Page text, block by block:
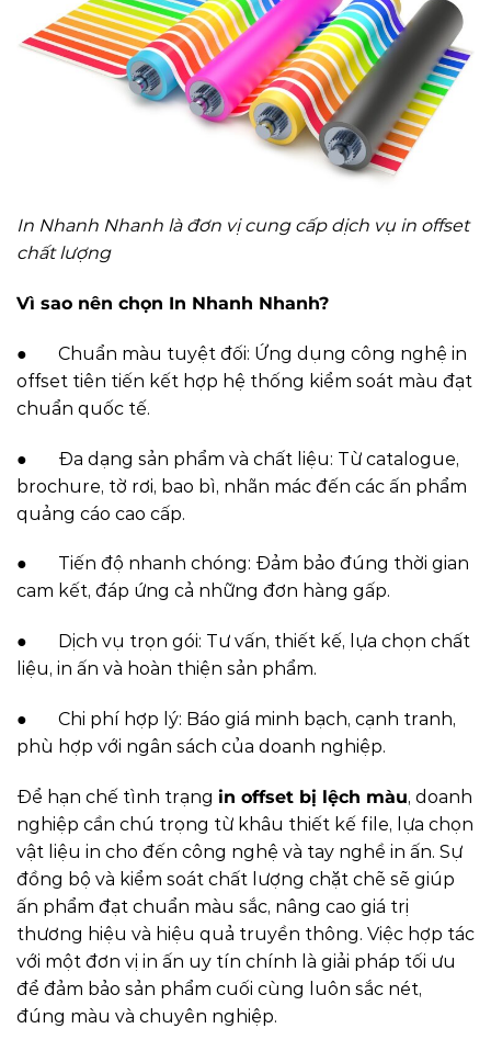
In Nhanh Nhanh là đơn vị cung cấp dịch vụ in offset
chất lượng
Vì sao nên chọn In Nhanh Nhanh?
● Chuẩn màu tuyệt đối: Ứng dụng công nghệ in
offset tiên tiến kết hợp hệ thống kiểm soát màu đạt
chuẩn quốc tế.
● Đa dạng sản phẩm và chất liệu: Từ catalogue,
brochure, tờ rơi, bao bì, nhãn mác đến các ấn phẩm
quảng cáo cao cấp.
● Tiến độ nhanh chóng: Đảm bảo đúng thời gian
cam kết, đáp ứng cả những đơn hàng gấp.
● Dịch vụ trọn gói: Tư vấn, thiết kế, lựa chọn chất
liệu, in ấn và hoàn thiện sản phẩm.
● Chi phí hợp lý: Báo giá minh bạch, cạnh tranh,
phù hợp với ngân sách của doanh nghiệp.
Để hạn chế tình trạng in offset bị lệch màu, doanh
nghiệp cần chú trọng từ khâu thiết kế file, lựa chọn
vật liệu in cho đến công nghệ và tay nghề in ấn. Sự
đồng bộ và kiểm soát chất lượng chặt chẽ sẽ giúp
ấn phẩm đạt chuẩn màu sắc, nâng cao giá trị
thương hiệu và hiệu quả truyền thông. Việc hợp tác
với một đơn vị in ấn uy tín chính là giải pháp tối ưu
để đảm bảo sản phẩm cuối cùng luôn sắc nét,
đúng màu và chuyên nghiệp.